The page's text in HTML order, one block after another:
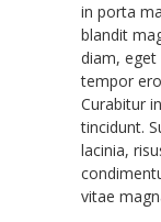
in porta
blandit
diam, eget
tempor
Curabitur
tincidunt.
lacinia,
vitae